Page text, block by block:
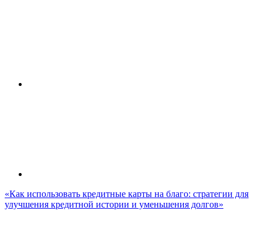
«Как использовать кредитные карты на благо: стратегии для
улучшения кредитной истории и уменьшения долгов»